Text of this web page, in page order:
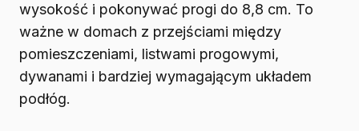
wysokość i pokonywać progi do 8,8 cm. To
ważne w domach z przejściami między
pomieszczeniami, listwami progowymi,
dywanami i bardziej wymagającym układem
podłóg.